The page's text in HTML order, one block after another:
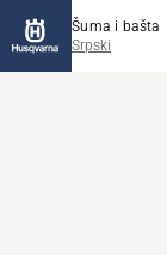
Šuma i bašta
Srpski